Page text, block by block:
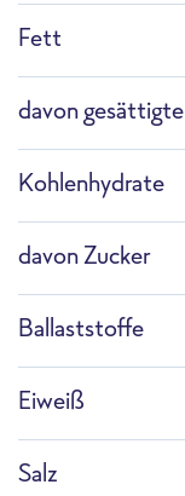
Fett
davon
Kohlenhydrate
davon Zucker
Ballaststoffe
Eiweiß
Salz
Pfanne
F1839AA
Packshot